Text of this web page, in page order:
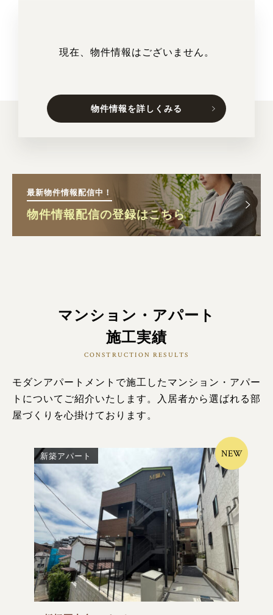
現在、物件情報はございません。
物件情報を詳しくみる
最新物件情報配信中！
物件情報配信の登録はこちら
マンション・アパート
施工実績
CONSTRUCTION RESULTS
モダンアパートメントで施工したマンション・アパー
トについてご紹介いたします。入居者から選ばれる部
屋づくりを心掛けております。
新築アパート NEW